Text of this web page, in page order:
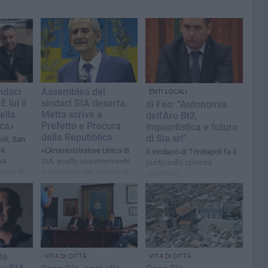
lui il
San
Assemblea dei
sindaci SIA deserta,
Metta scrive a
Prefetto e Procura
della Repubblica
«L'Amministratore Unico di
SIA, scelto unanimemente
Trinitapoli e San Ferdinando
di Puglia, è stato
abbandonato a se stesso»
ENTI LOCALI
di Feo: “Autonomia
dell'Aro Bt3,
impiantistica e futuro
di Sia srl”
Il sindaco di Trinitapoli fa il
punto sulla spinosa
VITA DI CITTÀ VITA DI CITTÀ